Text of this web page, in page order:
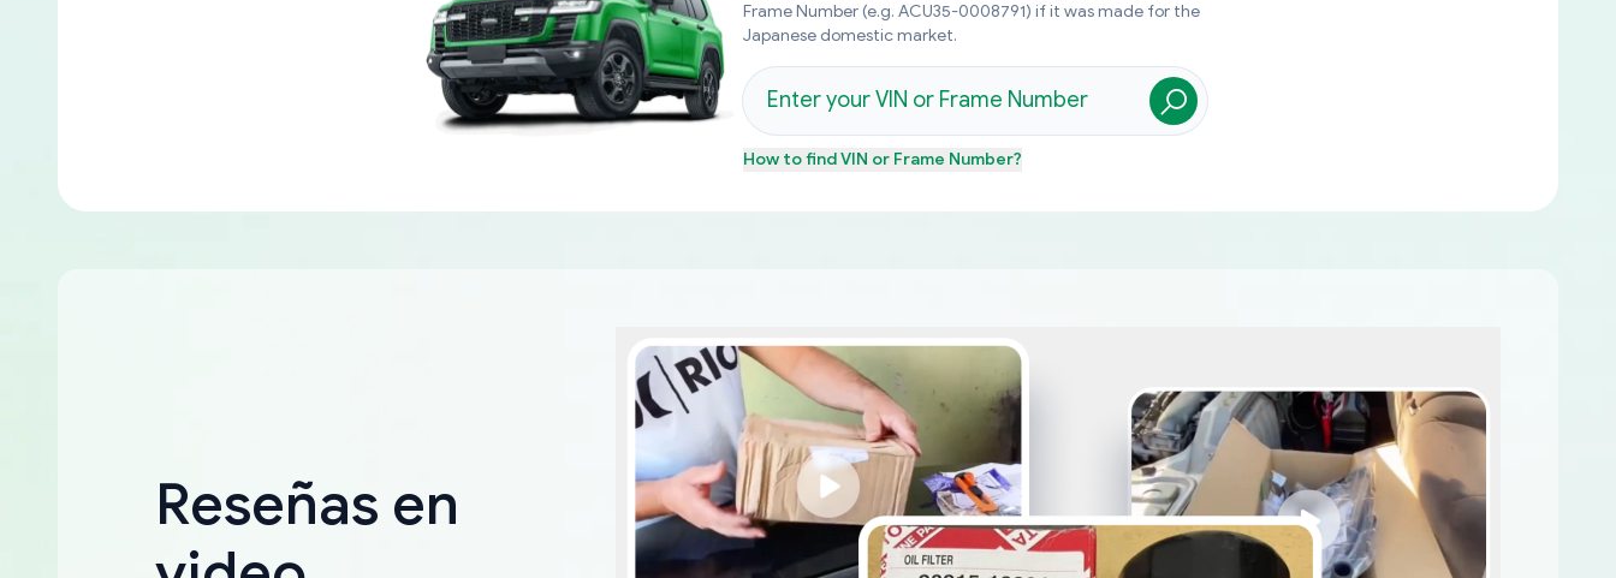
Frame Number (e.g. ACU35-0008791) if it was made for the
Japanese domestic market.
How to findVIN or Frame Number?
Reseñas en